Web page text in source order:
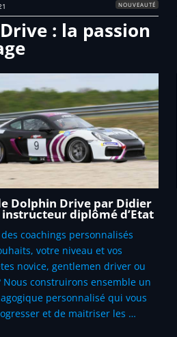
NOUVEAUTÉ
: la passion
Dolphin Drive par Didier
instructeur diplômé d’Etat
coachings personnalisés
votre niveau et vos
novice, gentlemen driver ou
Nous construirons ensemble un
personnalisé qui vous
et de maitriser les …